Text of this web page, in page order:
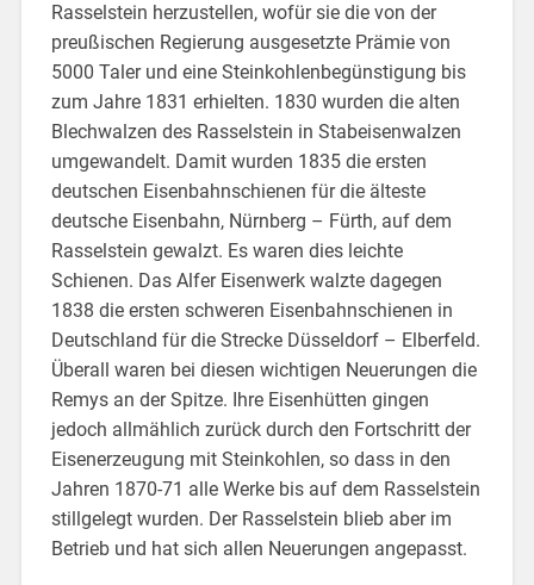
Rasselstein herzustellen, wofür sie die von der
preußischen Regierung ausgesetzte Prämie von
5000 Taler und eine Steinkohlenbegünstigung bis
zum Jahre 1831 erhielten. 1830 wurden die alten
Blechwalzen des Rasselstein in Stabeisenwalzen
umgewandelt. Damit wurden 1835 die ersten
deutschen Eisenbahnschienen für die älteste
deutsche Eisenbahn, Nürnberg – Fürth, auf dem
Rasselstein gewalzt. Es waren dies leichte
Schienen. Das Alfer Eisenwerk walzte dagegen
1838 die ersten schweren Eisenbahnschienen in
Deutschland für die Strecke Düsseldorf – Elberfeld.
Überall waren bei diesen wichtigen Neuerungen die
Remys an der Spitze. Ihre Eisenhütten gingen
jedoch allmählich zurück durch den Fortschritt der
Eisenerzeugung mit Steinkohlen, so dass in den
Jahren 1870-71 alle Werke bis auf dem Rasselstein
stillgelegt wurden. Der Rasselstein blieb aber im
Betrieb und hat sich allen Neuerungen angepasst.